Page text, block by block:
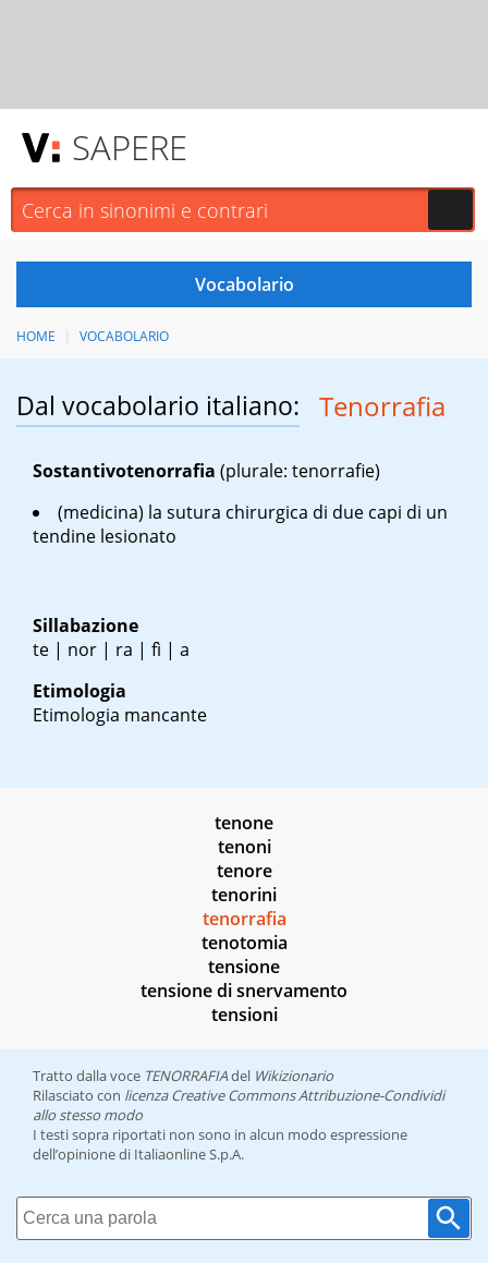
SAPERE
HOME VOCABOLARIO
Dal vocabolario italiano: Tenorrafia
Sostantivotenorrafia (plurale: tenorrafie)
(medicina) la sutura chirurgica di due capi di un
tendine lesionato
Sillabazione
te | nor | ra | fì | a
Etimologia
Etimologia mancante
tenone
tenoni
tenore
tenorini
tenorrafia
tenotomia
tensione
tensione di snervamento
tensioni
Tratto dalla voce TENORRAFIAdel Wikizionario
Rilasciato con licenza Creative Commons Attribuzione-Condividi
allo stesso modo
I testi sopra riportati non sono in alcun modo espressione
dell’opinione di Italiaonline S.p.A.